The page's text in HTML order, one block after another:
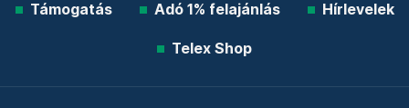
Támogatás Adó 1% felajánlás Hírlevelek
Telex Shop